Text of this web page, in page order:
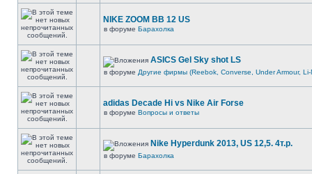
NIKE ZOOM BB 12 US
в форуме Барахолка
ASICS Gel Sky shot LS
в форуме Другие фирмы (Reebok, Converse, Under Armour, Li-
adidas Decade Hi vs Nike Air Forse
в форуме Вопросы и ответы
Nike Hyperdunk 2013, US 12,5. 4т.р.
в форуме Барахолка